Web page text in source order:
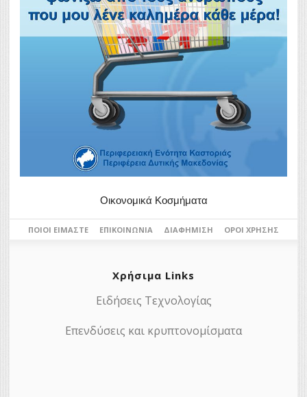
Οικονομικά Κοσμήματα
ΠΟΙΟΙ ΕΊΜΑΣΤΕ ΕΠΙΚΟΙΝΩΝΊΑ ΔΙΑΦΉΜΙΣΗ ΌΡΟΙ ΧΡΉΣΗΣ
Χρήσιμα Links
Ειδήσεις Τεχνολογίας
Επενδύσεις και κρυπτονομίσματα